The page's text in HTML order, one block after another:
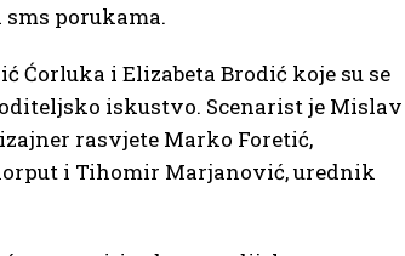
porukama.
Ćorluka i Elizabeta Brodić koje su se
iskustvo. Scenarist je Mislav
rasvjete Marko Foretić,
i Tihomir Marjanović, urednik